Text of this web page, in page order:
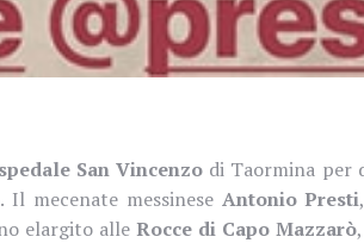
San Vincenzo di Taormina per
Il mecenate messinese Antonio Presti
elargito alleRocce di Capo Mazzarò